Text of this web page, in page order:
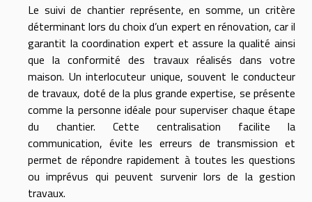
Le suivi de chantier représente, en somme, un critère
déterminant lors du choix d’un expert en rénovation, car il
garantit la coordination expert et assure la qualité ainsi
que la conformité des travaux réalisés dans votre
maison. Un interlocuteur unique, souvent le conducteur
de travaux, doté de la plus grande expertise, se présente
comme la personne idéale pour superviser chaque étape
du chantier. Cette centralisation facilite la
communication, évite les erreurs de transmission et
permet de répondre rapidement à toutes les questions
ou imprévus qui peuvent survenir lors de la gestion
travaux.